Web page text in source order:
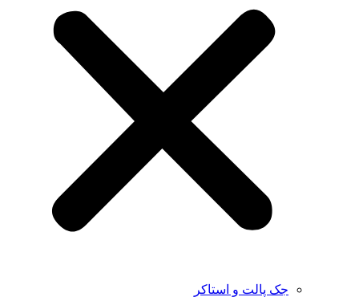
جک پالت و استاکر